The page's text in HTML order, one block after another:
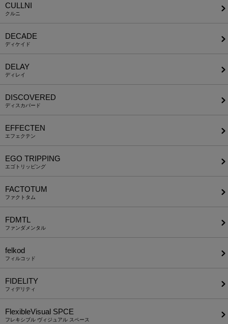
CULLNI
クルニ
DECADE
ディケイド
DELAY
ディレイ
DISCOVERED
ディスカバード
EFFECTEN
エフェクテン
EGO TRIPPING
エゴトリッピング
FACTOTUM
ファクトタム
FDMTL
ファンダメンタル
felkod
フィルコッド
FIDELITY
フィデリティ
FlexibleVisual SPCE
フレキシブル ヴィジュアル スペース